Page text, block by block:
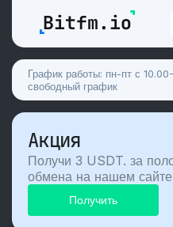
График работы: пн-пт с
свободный график
Акция
Получи 3 USDT. за
обмена на нашем